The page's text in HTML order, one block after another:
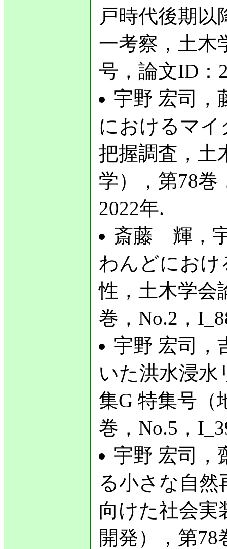
戸時代後期
一考察，土木
号，論文ID：
宇野 宏司，
におけるマ
把握調査，土
学），第78巻
2022年.
斎藤 輝，
わんどにおけ
性，土木学会
巻，No.2，
宇野 宏司，
いた洪水浸水
集G 特集号（
巻，No.5，
宇野 宏司，
る小さな自
向けた社会実
開発），第78